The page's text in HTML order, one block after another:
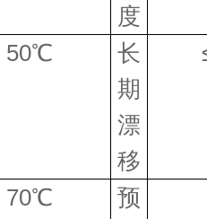
度
50℃
长
期
漂
移
70℃
预